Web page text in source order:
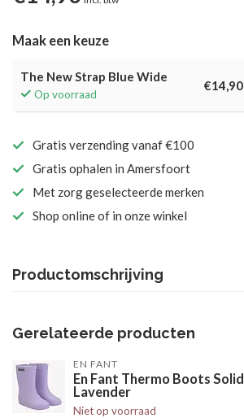
Maak een keuze
The New Strap Blue Wide
Op voorraad
€14,90
Gratis verzending vanaf €100
Gratis ophalen in Amersfoort
Met zorg geselecteerde merken
Shop online of in onze winkel
Productomschrijving
Gerelateerde producten
EN FANT
En Fant Thermo Boots Solid
Lavender
Niet op voorraad